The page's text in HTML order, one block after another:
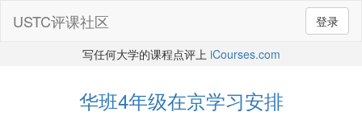
登录
USTC评课社区
写任何大学的课程点评上 iCourses.com
华班4年级在京学习安排